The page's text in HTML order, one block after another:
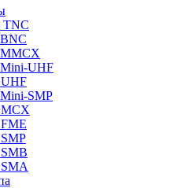
TNC
MMCX
Mini-UHF
UHF
SMP
MCX